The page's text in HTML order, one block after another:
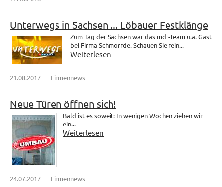
Unterwegs in Sachsen ... Löbauer Festklänge
Zum Tag der Sachsen war das mdr-Team u.a. Gast
bei Firma Schmorrde. Schauen Sie rein...
Weiterlesen
21.08.2017 Firmennews
Neue Türen öffnen sich!
Bald ist es soweit: In wenigen Wochen ziehen wir
ein...
Weiterlesen
24.07.2017 Firmennews